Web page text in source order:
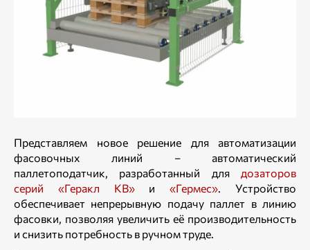
Представляем новое решение для автоматизации
фасовочных линий – автоматический
паллетоподатчик, разработанный для дозаторов
серий «Геракл КВ»и«Гермес». Устройство
обеспечивает непрерывную подачу паллет в линию
фасовки, позволяя увеличить её производительность
и снизить потребность в ручном труде.